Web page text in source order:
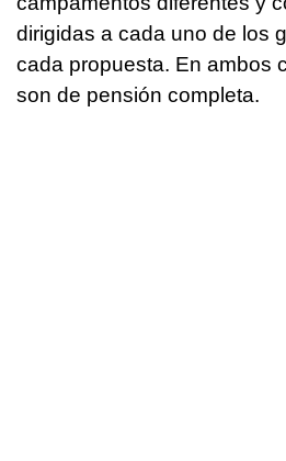
dirigidas a cada uno de los
cada propuesta. En ambos
son de pensión completa.